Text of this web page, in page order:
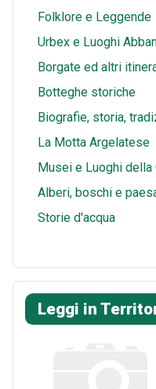
p
Folklore e Leggende
Urbex e Luoghi
Borgate ed altri
Botteghe storiche
Biografie, storia,
La Motta Argelatese
Musei e Luoghi della
Alberi, boschi e
Storie d'acqua
Leggi in